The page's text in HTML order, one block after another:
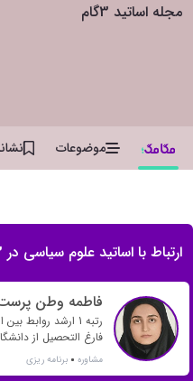
مجله اساتید 3گام
موضوعات
ارتباط با اساتید علوم سیاسی در 3گام
فاطمه وطن
رتبه 1 ارشد روابط
فارغ التحصیل از
مشاوره برنامه ریزی